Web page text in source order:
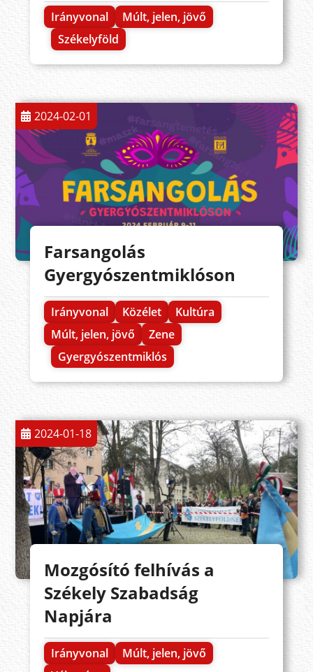
Irányvonal
Múlt, jelen, jövő
Székelyföld
2024-02-01
Farsangolás
Gyergyószentmiklóson
Irányvonal Közélet
Kultúra
Múlt, jelen, jövő
Zene
Gyergyószentmiklós
2024-01-18
Mozgósító felhívás a
Székely Szabadság
Napjára
Irányvonal
Múlt, jelen, jövő